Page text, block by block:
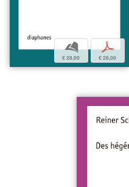
b
€ 28,00
p
€ 28,00